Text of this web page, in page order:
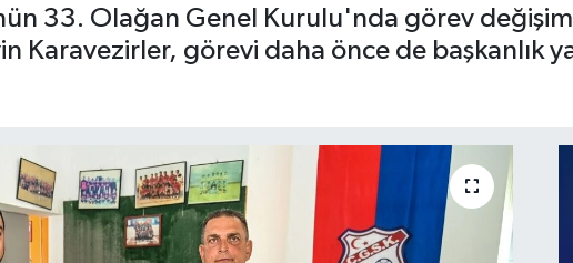
33. Olağan Genel Kurulu'nda görev değişimi
Karavezirler, görevi daha önce de başkanlık